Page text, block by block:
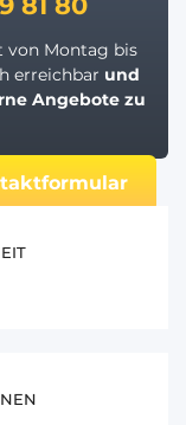
von Montag bis
erreichbar und
Angebote zu